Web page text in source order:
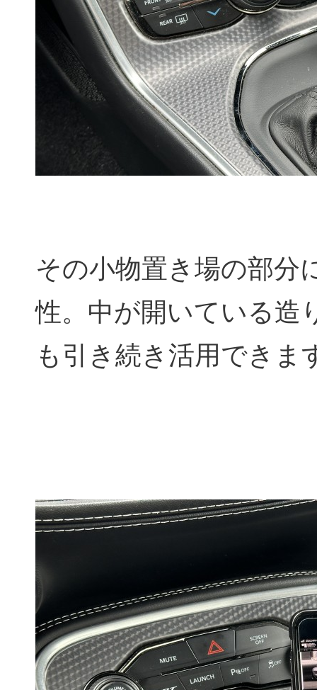
その小物置き場の部分
性。中が開いている造
も引き続き活用できま